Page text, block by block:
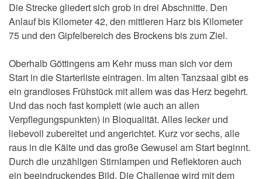
Die Strecke gliedert sich grob in drei Abschnitte. Den
Anlauf bis Kilometer 42, den mittleren Harz bis Kilometer
75 und den Gipfelbereich des Brockens bis zum Ziel.
Oberhalb Göttingens am Kehr muss man sich vor dem
Start in die Starterliste eintragen. Im alten Tanzsaal gibt es
ein grandioses Frühstück mit allem was das Herz begehrt.
Und das noch fast komplett (wie auch an allen
Verpflegungspunkten) in Bioqualität. Alles lecker und
liebevoll zubereitet und angerichtet. Kurz vor sechs, alle
raus in die Kälte und das große Gewusel am Start beginnt.
Durch die unzähligen Stirnlampen und Reflektoren auch
ein beeindruckendes Bild. Die Challenge wird mit dem